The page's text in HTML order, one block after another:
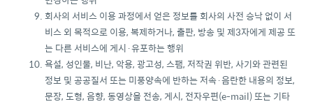
회사의 서비스 이용 과정에서 얻은 정보를 회사의 사전 승낙 없이 서
비스 외 목적으로 이용, 복제하거나, 출판, 방송 및 제3자에게 제공 또
는 다른 서비스에 게시·유포하는 행위
욕설, 성인물, 비난, 악용, 광고성, 스팸, 저작권 위반, 사기와 관련된
정보 및 공공질서 또는 미풍양속에 반하는 저속·음란한 내용의 정보,
문장, 도형, 음향, 동영상을 전송, 게시, 전자우편(e-mail) 또는 기타